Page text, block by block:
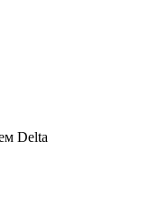
Delta